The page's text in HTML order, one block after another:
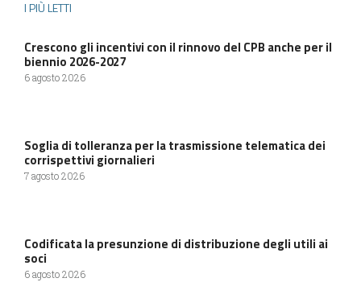
I PIÙ LETTI
Crescono gli incentivi con il rinnovo del CPB anche per il
biennio 2026-2027
6 agosto 2026
Soglia di tolleranza per la trasmissione telematica dei
corrispettivi giornalieri
7 agosto 2026
Codificata la presunzione di distribuzione degli utili ai
soci
6 agosto 2026